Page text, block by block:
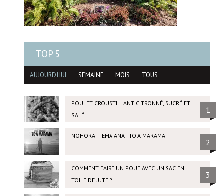
TOP 5
AUJOURD'HUI SEMAINE MOIS TOUS
POULET CROUSTILLANT CITRONNÉ, SUCRÉ ET
SALÉ
1
NOHORAI TEMAIANA - TO'A MARAMA
2
COMMENT FAIRE UN POUF AVEC UN SAC EN
TOILE DE JUTE ?
3